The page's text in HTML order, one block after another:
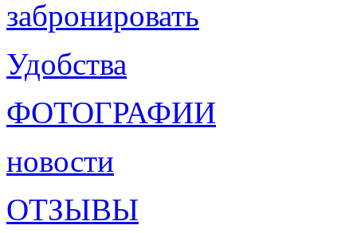
забронировать
Удобства
ФОТОГРАФИИ
новости
ОТЗЫВЫ